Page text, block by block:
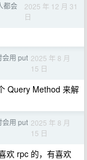
都会
2025 年 12 月 31
日
会用 put 2025 年 8 月
15 日
Query Method 来解
会用 put 2025 年 8 月
15 日
欢 rpc 的，有喜欢